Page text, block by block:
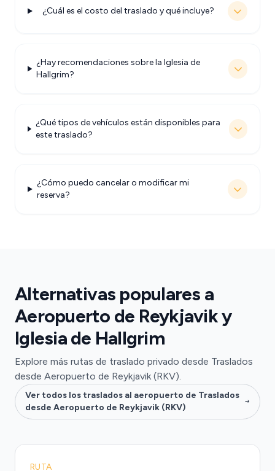
¿Cuál es el costo del traslado y qué incluye?
¿Hay recomendaciones sobre la Iglesia de
Hallgrim?
¿Qué tipos de vehículos están disponibles para
este traslado?
¿Cómo puedo cancelar o modificar mi
reserva?
Alternativas populares a
Aeropuerto de Reykjavik y
Iglesia de Hallgrim
Explore más rutas de traslado privado desde Traslados
desde Aeropuerto de Reykjavik (RKV).
Ver todos los traslados al aeropuerto de Traslados
desde Aeropuerto de Reykjavik (RKV)
RUTA